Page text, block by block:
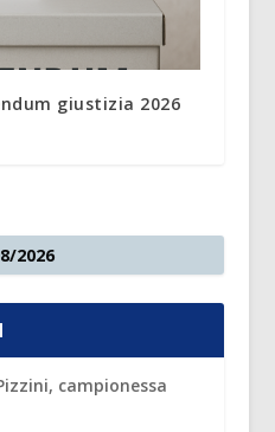
giustizia 2026
2026
campionessa